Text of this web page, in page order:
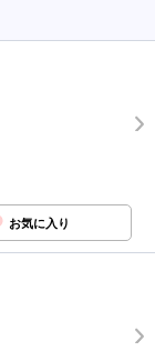
お気に入り